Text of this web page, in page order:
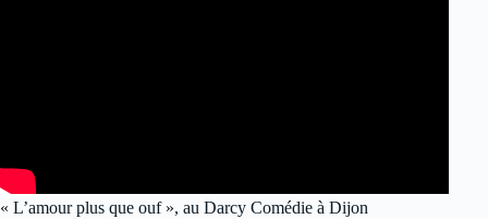
« L’amour plus que ouf », au Darcy Comédie à Dijon